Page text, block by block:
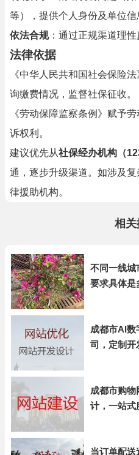
等），提供个人身份及单位信
依法合规：通过正规渠道理性
法律依据
《中华人民共和国社会保险
询缴费情况，监督社保征收。
《劳动保障监察条例》赋予
诉权利。
建议优先从社保经办机构（
通，逐步升级渠道。如涉及
律援助机构。
相关
不同一线城
要求具体是
成都市AI数
司，定制开
成都市购物
计，一站式
当订单配送